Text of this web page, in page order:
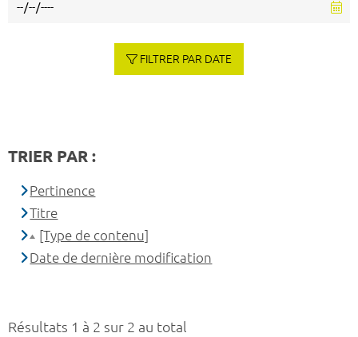
Résultats 1 à 2 sur 2 au total
FILTRER PAR DATE
TRIER PAR :
Pertinence
Titre
[Type de contenu]
Date de dernière modification